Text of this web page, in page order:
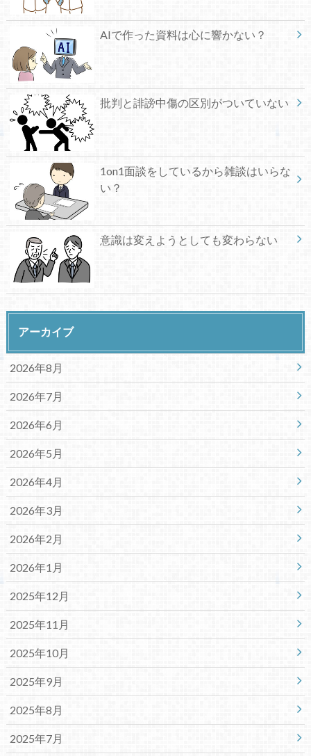
AIで作った資料は心に響かない？
批判と誹謗中傷の区別がついていない
1on1面談をしているから雑談はいらな
い？
意識は変えようとしても変わらない
アーカイブ
2026年8月
2026年7月
2026年6月
2026年5月
2026年4月
2026年3月
2026年2月
2026年1月
2025年12月
2025年11月
2025年10月
2025年9月
2025年8月
2025年7月